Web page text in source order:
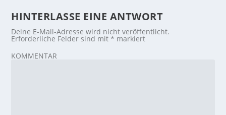
HINTERLASSE EINE ANTWORT
Deine E-Mail-Adresse wird nicht veröffentlicht.
Erforderliche Felder sind mit* markiert
KOMMENTAR